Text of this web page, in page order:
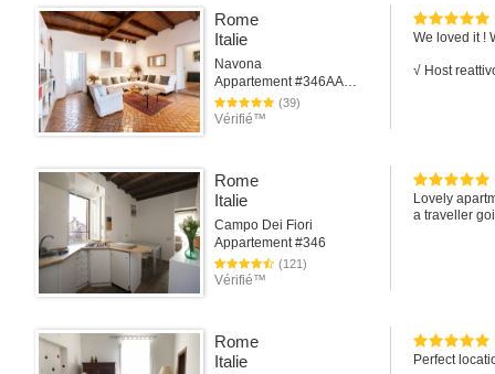
dressed up
prepared
be worth it to
Rome
Italie
Navona
Appartement #346AARome
(39)
Vérifié™
We loved it !
√ Host
Rome
Italie
Campo Dei Fiori
Appartement #346
(121)
Vérifié™
Lovely
a traveller
Rome
Italie
Perfect